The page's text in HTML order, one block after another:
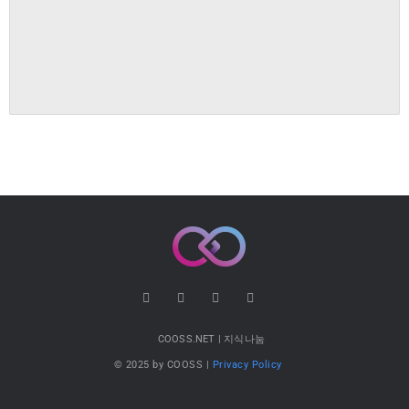
COOSS.NET | 지식나눔
© 2025 by COOSS | Privacy Policy